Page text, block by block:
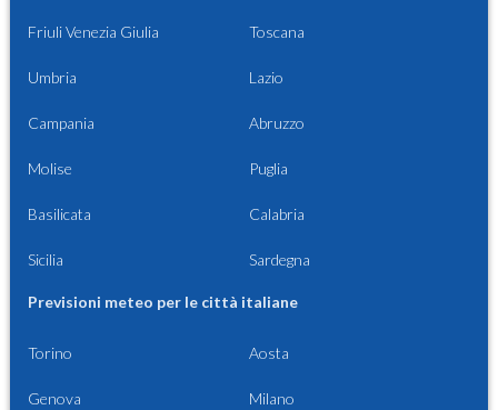
Friuli Venezia Giulia Toscana
Umbria Lazio
Campania Abruzzo
Molise Puglia
Basilicata Calabria
Sicilia Sardegna
Previsioni meteo per le città italiane
Torino Aosta
Genova Milano